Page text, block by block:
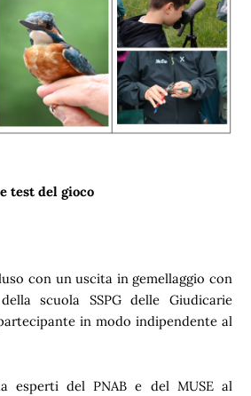
test del gioco
con un uscita in gemellaggio con
scuola SSPG delle Giudicarie
in modo indipendente al
esperti del PNAB e del MUSE al